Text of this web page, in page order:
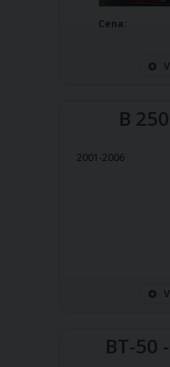
Cena:
B
2001-2006
BT-50